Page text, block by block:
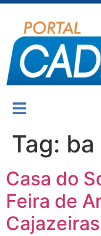
Tag: ba
Casa do
Feira de
Cajazeiras